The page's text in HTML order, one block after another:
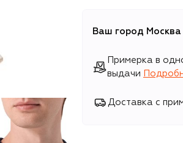
Ваш город Москва
Примерка в
выдачи
Доставка с